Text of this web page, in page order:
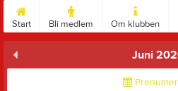
Start Bli medlem Om klubben
Juni